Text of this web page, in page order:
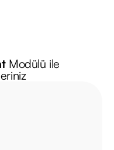
Modülü ile